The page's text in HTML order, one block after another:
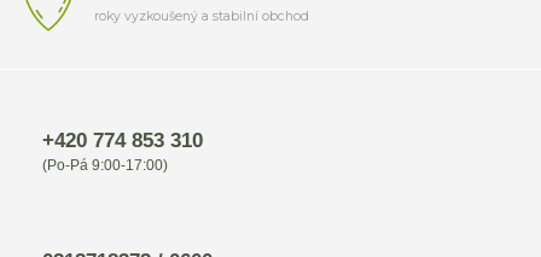
roky vyzkoušený a stabilní obchod
+420 774 853 310
(Po-Pá 9:00-17:00)